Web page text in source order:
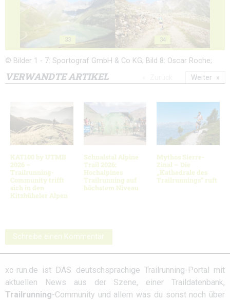
33 34
© Bilder 1 - 7: Sportograf GmbH & Co KG; Bild 8: Oscar Roche;
VERWANDTE ARTIKEL
KAT100 by UTMB
2026 –
Trailrunning-
Community trifft
sich in den
Kitzbüheler Alpen
Schnalstal Alpine
Trail 2026:
Hochalpines
Trailrunning auf
höchstem Niveau
Mythos Sierre-
Zinal – Die
„Kathedrale des
Trailrunnings“ ruft
Weiter
Schreibe einen Kommentar
xc-run.de ist DAS deutschsprachige Trailrunning-Portal mit
aktuellen News aus der Szene, einer Traildatenbank,
Trailrunning-Community und allem was du sonst noch über